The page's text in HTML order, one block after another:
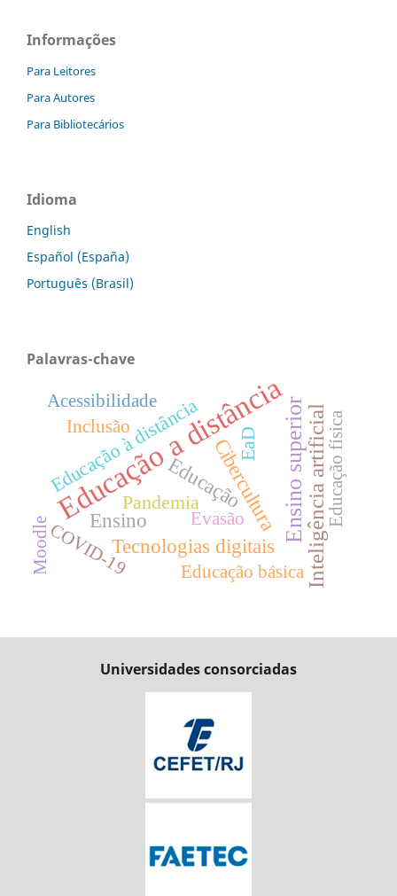
Informações
Para Leitores
Para Autores
Para Bibliotecários
Idioma
English
Español (España)
Português (Brasil)
Palavras-chave
Educação a distânciaEnsino superiorInteligência artificial
Educação
Ensino Cibercultura
Tecnologias digitais
EaD
Pandemia
Educação à distância
Educação básica
Inclusão
Acessibilidade
COVID-19
Educação física
Evasão
Moodle
Universidades consorciadas